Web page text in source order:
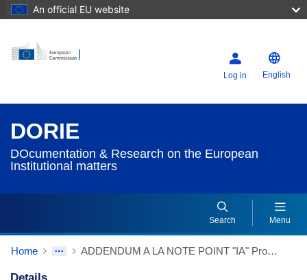
An official EU website
Log in English
DORIE
DOcumentation & Research on the European
Institutional matters
Search Menu
Home ADDENDUM A LA NOTE POINT "IA" Proposition de règlement du Parlement européen et du Conseil portant création d'un Institut européen pour l'égalité entre les hommes et les femmes [première lecture] - Adoption (pc + d) a) de la position commune b) de l'exposé des motifs du Conseil - Déclarations